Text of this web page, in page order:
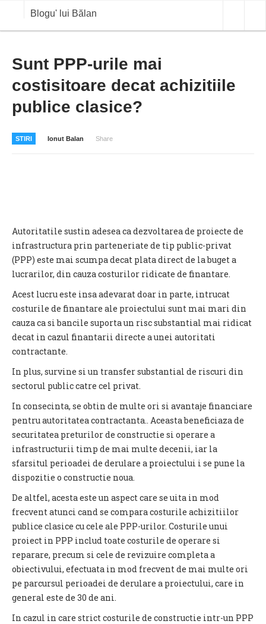
Blogu' lui Bălan
ANALIZE
BLOG IN DIALOG
Sunt PPP-urile mai
costisitoare decat achizitiile
publice clasice?
STIRI Ionut Balan Share
Autoritatile sustin adesea ca dezvoltarea de proiecte de
infrastructura prin parteneriate de tip public-privat
(PPP) este mai scumpa decat plata direct de la buget a
lucrarilor, din cauza costurilor ridicate de finantare.
Acest lucru este insa adevarat doar in parte, intrucat
costurile de finantare ale proiectului sunt mai mari din
cauza ca si bancile suporta un risc substantial mai ridicat
decat in cazul finantarii directe a unei autoritati
contractante.
In plus, survine si un transfer substantial de riscuri din
sectorul public catre cel privat.
In consecinta, se obtin de multe ori si avantaje financiare
pentru autoritatea contractanta.. Aceasta beneficiaza de
securitatea preturilor de constructie si operare a
infrastructurii timp de mai multe decenii, iar la
sfarsitul perioadei de derulare a proiectului i se pune la
dispozitie o constructie noua.
De altfel, acesta este un aspect care se uita in mod
frecvent atunci cand se compara costurile achizitiilor
publice clasice cu cele ale PPP-urilor. Costurile unui
proiect in PPP includ toate costurile de operare si
reparare, precum si cele de revizuire completa a
obiectivului, efectuata in mod frecvent de mai multe ori
pe parcursul perioadei de derulare a proiectului, care in
general este de 30 de ani.
In cazul in care strict costurile de constructie intr-un PPP